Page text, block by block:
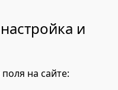
и
на сайте: